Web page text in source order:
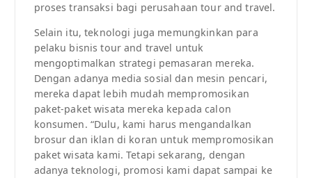
proses transaksi bagi perusahaan tour and travel.
Selain itu, teknologi juga memungkinkan para
pelaku bisnis tour and travel untuk
mengoptimalkan strategi pemasaran mereka.
Dengan adanya media sosial dan mesin pencari,
mereka dapat lebih mudah mempromosikan
paket-paket wisata mereka kepada calon
konsumen. “Dulu, kami harus mengandalkan
brosur dan iklan di koran untuk mempromosikan
paket wisata kami. Tetapi sekarang, dengan
adanya teknologi, promosi kami dapat sampai ke